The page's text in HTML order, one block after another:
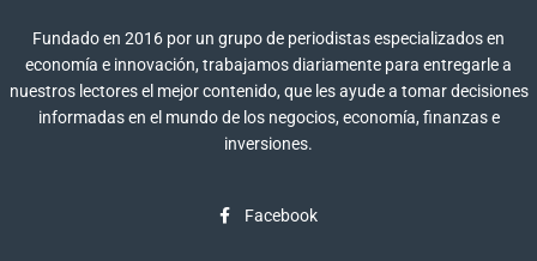
Fundado en 2016 por un grupo de periodistas especializados en
economía e innovación, trabajamos diariamente para entregarle a
nuestros lectores el mejor contenido, que les ayude a tomar decisiones
informadas en el mundo de los negocios, economía, finanzas e
inversiones.
Facebook